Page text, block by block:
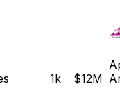
1k $12M